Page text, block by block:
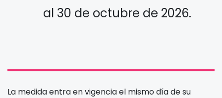
al 30 de octubre de 2026.
La medida entra en vigencia el mismo día de su